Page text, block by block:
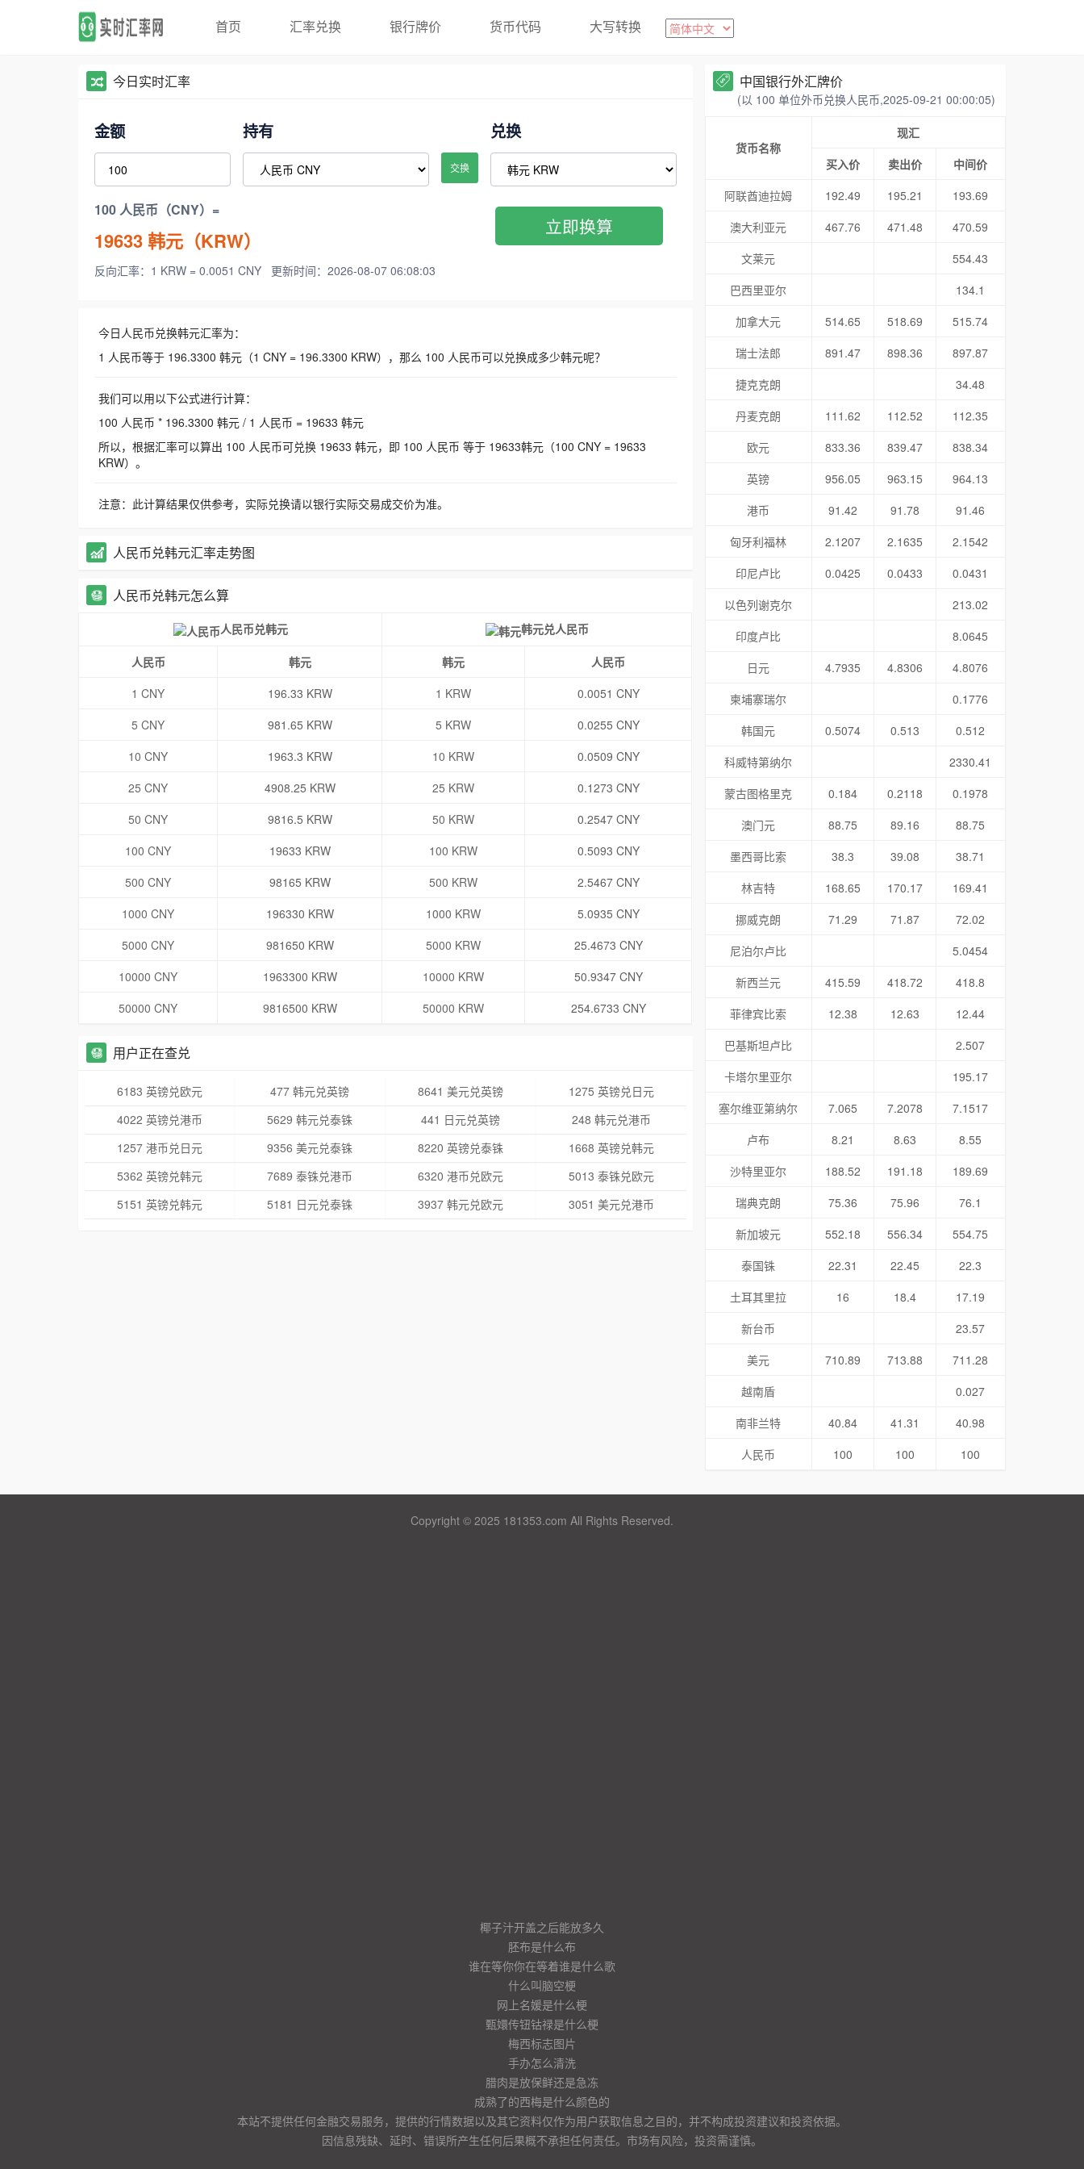
首页 汇率兑换 银行牌价 货币代码 大写转换
今日实时汇率
金额 持有
交换
兑换
100 人民币（CNY）=
19633韩元（KRW）
反向汇率：1 KRW = 0.0051 CNY 更新时间：2026-08-07 06:08:03
立即换算
今日人民币兑换韩元汇率为：
1 人民币等于 196.3300 韩元（1 CNY = 196.3300 KRW），那么 100 人民币可以兑换成多少韩元呢？
我们可以用以下公式进行计算：
100 人民币 * 196.3300 韩元 / 1 人民币 = 19633 韩元
所以，根据汇率可以算出 100 人民币可兑换 19633 韩元，即 100 人民币 等于 19633韩元（100 CNY = 19633
KRW）。
注意：此计算结果仅供参考，实际兑换请以银行实际交易成交价为准。
人民币兑韩元汇率走势图
人民币兑韩元怎么算
人民币兑韩元 韩元兑人民币
人民币 韩元 韩元
人民币
1 CNY
196.33 KRW 1 KRW
0.0051 CNY
5 CNY
981.65 KRW 5 KRW
0.0255 CNY
10 CNY
1963.3 KRW 10 KRW
0.0509 CNY
25 CNY
4908.25 KRW 25 KRW
0.1273 CNY
50 CNY
9816.5 KRW 50 KRW
0.2547 CNY
100 CNY
19633 KRW 100 KRW
0.5093 CNY
500 CNY
98165 KRW 500 KRW
2.5467 CNY
1000 CNY
196330 KRW 1000 KRW
5.0935 CNY
5000 CNY
981650 KRW 5000 KRW
25.4673 CNY
10000 CNY
1963300 KRW 10000 KRW
50.9347 CNY
50000 CNY
9816500 KRW 50000 KRW 254.6733 CNY
用户正在查兑
6183 英镑兑欧元 477 韩元兑英镑 8641 美元兑英镑
1275 英镑兑日元
4022 英镑兑港币
5629 韩元兑泰铢 441 日元兑英镑
248 韩元兑港币
1257 港币兑日元
9356 美元兑泰铢 8220 英镑兑泰铢
1668 英镑兑韩元
5362 英镑兑韩元
7689 泰铢兑港币 6320 港币兑欧元
5013 泰铢兑欧元
5151 英镑兑韩元
5181 日元兑泰铢 3937 韩元兑欧元 3051 美元兑港币
中国银行外汇牌价
(以 100 单位外币兑换人民币,2025-09-21 00:00:05)
货币名称
现汇
买入价
卖出价
中间价
阿联酋迪拉姆
192.49 195.21
193.69
澳大利亚元
467.76 471.48
470.59
文莱元
554.43
巴西里亚尔
134.1
加拿大元
514.65 518.69
515.74
瑞士法郎
891.47 898.36
897.87
捷克克朗
34.48
丹麦克朗
111.62 112.52
112.35
欧元
833.36 839.47
838.34
英镑
956.05 963.15
964.13
港币
91.42 91.78
91.46
匈牙利福林
2.1207 2.1635
2.1542
印尼卢比
0.0425 0.0433
0.0431
以色列谢克尔
213.02
印度卢比
8.0645
日元
4.7935 4.8306
4.8076
柬埔寨瑞尔
0.1776
韩国元
0.5074 0.513
0.512
科威特第纳尔
2330.41
蒙古图格里克
0.184 0.2118
0.1978
澳门元
88.75 89.16
88.75
墨西哥比索
38.3 39.08
38.71
林吉特
168.65 170.17
169.41
挪威克朗
71.29 71.87
72.02
尼泊尔卢比
5.0454
新西兰元
415.59 418.72
418.8
菲律宾比索
12.38 12.63
12.44
巴基斯坦卢比
2.507
卡塔尔里亚尔
195.17
塞尔维亚第纳尔
7.065 7.2078
7.1517
卢布
8.21 8.63
8.55
沙特里亚尔
188.52 191.18
189.69
瑞典克朗
75.36 75.96
76.1
新加坡元
552.18 556.34
554.75
泰国铢
22.31 22.45
22.3
土耳其里拉
16 18.4
17.19
新台币
23.57
美元
710.89 713.88
711.28
越南盾
0.027
南非兰特
40.84 41.31
40.98
人民币
100 100 100
Copyright © 2025 181353.com All Rights Reserved.
椰子汁开盖之后能放多久
胚布是什么布
谁在等你你在等着谁是什么歌
什么叫脑空梗
网上名媛是什么梗
甄嬛传钮钴禄是什么梗
梅西标志图片
手办怎么清洗
腊肉是放保鲜还是急冻
成熟了的西梅是什么颜色的
本站不提供任何金融交易服务，提供的行情数据以及其它资料仅作为用户获取信息之目的，并不构成投资建议和投资依据。
因信息残缺、延时、错误所产生任何后果概不承担任何责任。市场有风险，投资需谨慎。